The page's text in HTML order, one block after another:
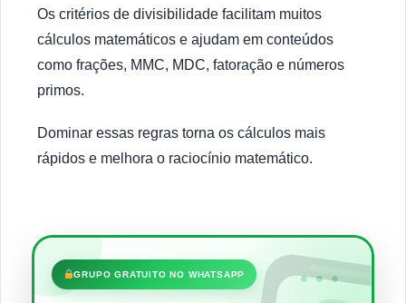
Os critérios de divisibilidade facilitam muitos
cálculos matemáticos e ajudam em conteúdos
como frações, MMC, MDC, fatoração e números
primos.
Dominar essas regras torna os cálculos mais
rápidos e melhora o raciocínio matemático.
•••
GRUPO GRATUITO NO WHATSAPP